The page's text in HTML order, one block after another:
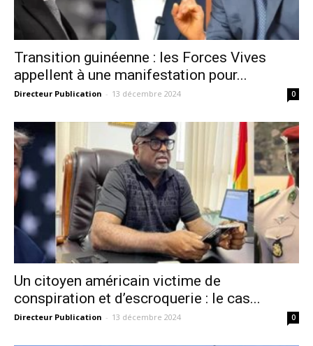
Transition guinéenne : les Forces Vives
appellent à une manifestation pour...
Directeur Publication - 13 décembre 2024 0
Un citoyen américain victime de
conspiration et d’escroquerie : le cas...
Directeur Publication - 13 décembre 2024 0